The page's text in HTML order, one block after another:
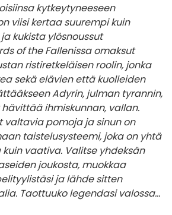
kytkeytyneeseen
viisi kertaa suurempi kuin
kukista ylösnoussut
of the Fallenissa omaksut
ristiretkeläisen roolin, jonka
sekä elävien että kuolleiden
Adyrin, julman tyrannin,
ihmiskunnan, vallan.
valtavia pomoja ja sinun on
taistelusysteemi, joka on yhtä
vaativa. Valitse yhdeksän
joukosta, muokkaa
ja lähde sitten
Taottuuko legendasi valossa...